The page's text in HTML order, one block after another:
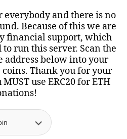
everybody and there is no
Because of this we are
financial support, which
run this server. Scan the
address below into your
Thank you for your
use ERC20 for ETH